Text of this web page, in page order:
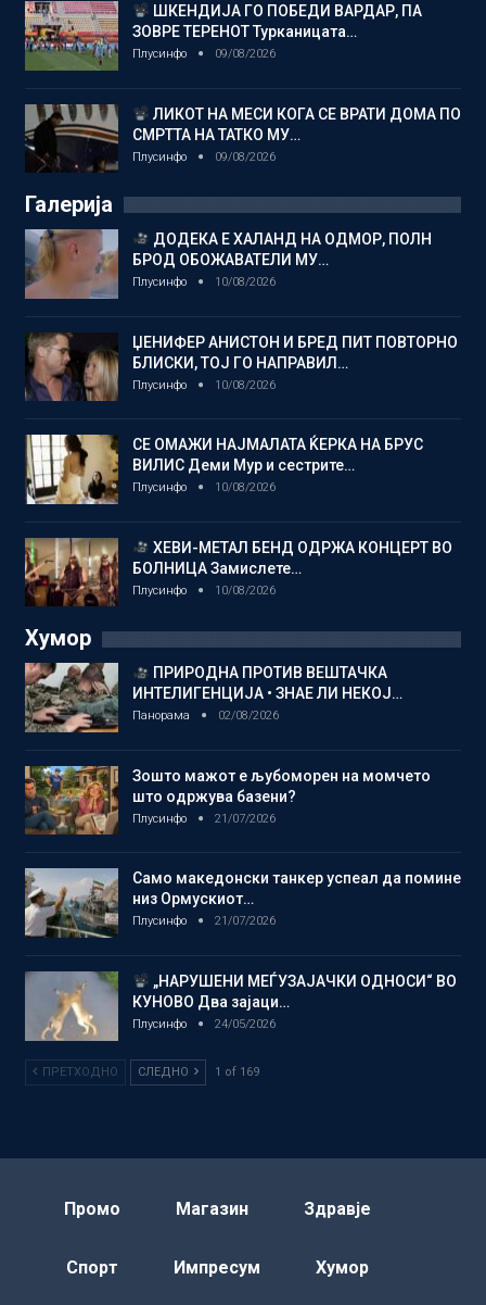
ШКЕНДИЈА ГО ПОБЕДИ ВАРДАР, ПА
ЗОВРЕ ТЕРЕНОТ Турканицата…
Плусинфо 09/08/2026
ЛИКОТ НА МЕСИ КОГА СЕ ВРАТИ ДОМА ПО
СМРТТА НА ТАТКО МУ…
Плусинфо 09/08/2026
Галерија
ДОДЕКА Е ХАЛАНД НА ОДМОР, ПОЛН
БРОД ОБОЖАВАТЕЛИ МУ…
Плусинфо 10/08/2026
ЏЕНИФЕР АНИСТОН И БРЕД ПИТ ПОВТОРНО
БЛИСКИ, ТОЈ ГО НАПРАВИЛ…
Плусинфо 10/08/2026
СЕ ОМАЖИ НАЈМАЛАТА ЌЕРКА НА БРУС
ВИЛИС Деми Мур и сестрите…
Плусинфо 10/08/2026
ХЕВИ-МЕТАЛ БЕНД ОДРЖА КОНЦЕРТ ВО
БОЛНИЦА Замислете…
Плусинфо 10/08/2026
Хумор
ПРИРОДНА ПРОТИВ ВЕШТАЧКА
ИНТЕЛИГЕНЦИЈА • ЗНАЕ ЛИ НЕКОЈ…
Панорама 02/08/2026
Зошто мажот е љубоморен на момчето
што одржува базени?
Плусинфо 21/07/2026
Само македонски танкер успеал да помине
низ Ормускиот…
Плусинфо 21/07/2026
„НАРУШЕНИ МЕЃУЗАЈАЧКИ ОДНОСИ“ ВО
КУНОВО Два зајаци…
Плусинфо 24/05/2026
ПРЕТХОДНО СЛЕДНО 1 of 169
Промо Магазин Здравје
Спорт Импресум Хумор